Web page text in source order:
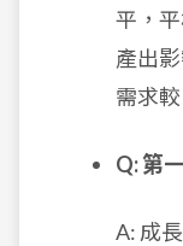
平，
產出
需求
Q: 第
A: 成